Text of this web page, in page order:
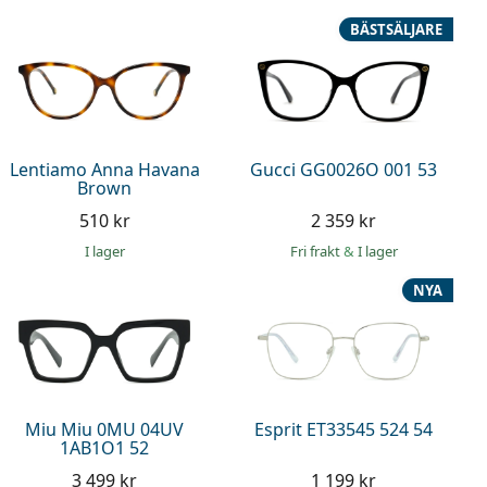
Lentiamo Anna Havana
Brown
510 kr
I lager
Gucci GG0026O 001 53
BÄSTSÄLJARE
2 359 kr
Fri frakt& I lager
Miu Miu 0MU 04UV
1AB1O1 52
3 499 kr
Esprit ET33545 524 54
NYA
1 199 kr